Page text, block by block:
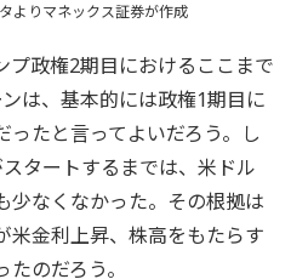
よりマネックス証券が作成
プ政権2期目におけるここまで
は、基本的には政権1期目に
たと言ってよいだろう。し
タートするまでは、米ドル
少なくなかった。その根拠は
米金利上昇、株高をもたらす
のだろう。